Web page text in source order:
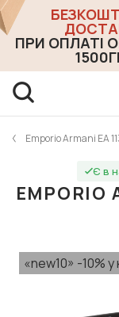
ПРИ ОПЛАТІ
Emporio Armani EA
Є в
EMPORIO
«new10» -10%